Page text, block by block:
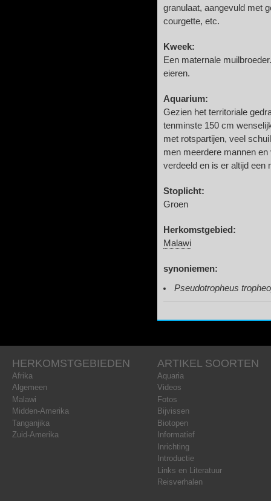
granulaat, aangevuld met
courgette, etc.
Kweek:
Een maternale
eieren.
Aquarium:
Gezien het territoriale
tenminste 150 cm
met rotspartijen, veel
men meerdere mannen
verdeeld en is er altijd
Stoplicht:
Groen
Herkomstgebied:
Malawi
synoniemen:
Pseudotropheus
HERKOMSTGEBIEDEN
Afrika
Algemeen
Malawi
Midden-Amerika
Tanganjika
Zuid-Amerika
ARTIKEL SOORTEN
Aquaria
Videos
Fotos
Bijvissen
Biotopen
Informatief
Inrichting
Introductie
Links en Literatuur
Reisverhalen